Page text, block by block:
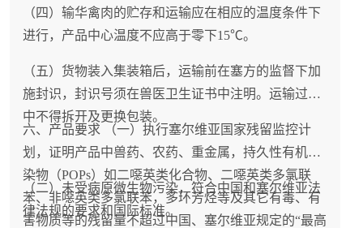
（四）输华禽肉的贮存和运输应在相应的温度条件下
进行，产品中心温度不应高于零下15℃。
（五）货物装入集装箱后，运输前在塞方的监督下加
施封识，封识号须在兽医卫生证书中注明。运输过程
中不得拆开及更换包装。
六、产品要求 （一）执行塞尔维亚国家残留监控计
划，证明产品中兽药、农药、重金属，持久性有机污
染物（POPs）如二噁英类化合物、二噁英类多氯联
苯、非噁英类多氯联苯，多环芳烃等及其它有毒、有
害物质等的残留量不超过中国、塞尔维亚规定的“最高
（二）未受病原微生物污染，符合中国和塞尔维亚法
律法规的要求和国际标准。